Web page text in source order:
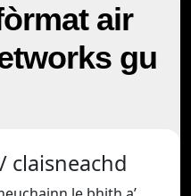
air
gu
claisneachd